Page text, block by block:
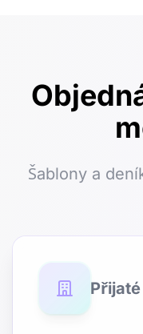
Šablony a